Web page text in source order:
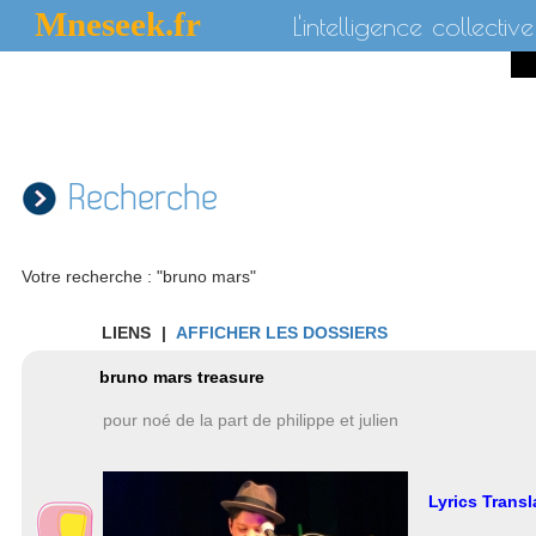
Mneseek.fr L'intelligence collective
Recherche
Votre recherche : "bruno mars"
LIENS | AFFICHER LES DOSSIERS
bruno mars treasure
pour noé de la part de philippe et julien
Lyrics